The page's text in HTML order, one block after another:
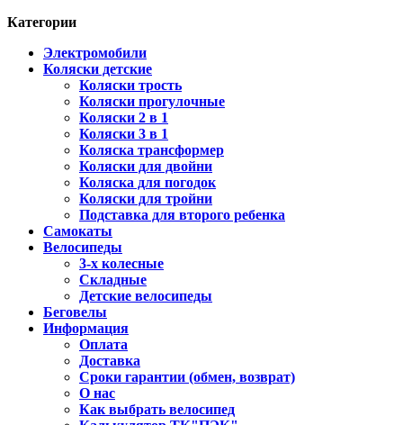
Категории
Электромобили
Коляски детские
Коляски трость
Коляски прогулочные
Коляски 2 в 1
Коляски 3 в 1
Коляска трансформер
Коляски для двойни
Коляска для погодок
Коляски для тройни
Подставка для второго ребенка
Самокаты
Велосипеды
3-х колесные
Складные
Детские велосипеды
Беговелы
Информация
Оплата
Доставка
Сроки гарантии (обмен, возврат)
О нас
Как выбрать велосипед